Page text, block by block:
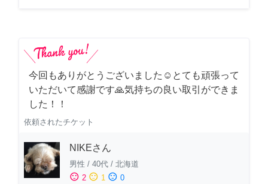
今回もありがとうございました☺️とても頑張って
いただいて感謝です🙏気持ちの良い取引ができま
した！！
依頼されたチケット
NIKEさん
男性 / 40代 / 北海道
sentiment_satisfied 2 sentiment_neutral 1 sentiment_dissatisfied 0